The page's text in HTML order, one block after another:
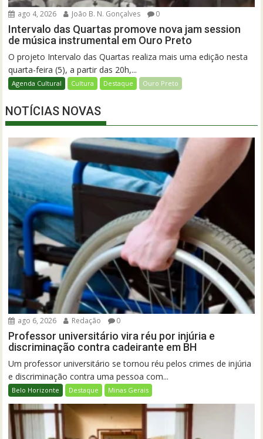
ago 4, 2026 João B. N. Gonçalves 0
Intervalo das Quartas promove nova jam session
de música instrumental em Ouro Preto
O projeto Intervalo das Quartas realiza mais uma edição nesta
quarta-feira (5), a partir das 20h,...
Agenda Cultural Cultura Destaque Ouro Preto
NOTÍCIAS NOVAS
ago 6, 2026 Redação 0
Professor universitário vira réu por injúria e
discriminação contra cadeirante em BH
Um professor universitário se tornou réu pelos crimes de injúria
e discriminação contra uma pessoa com...
Belo Horizonte Destaque Minas Gerais